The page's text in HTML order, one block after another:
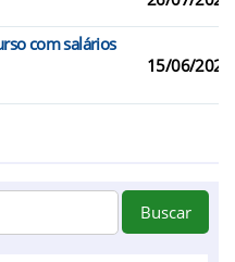
com salários
15/06/2026
Buscar